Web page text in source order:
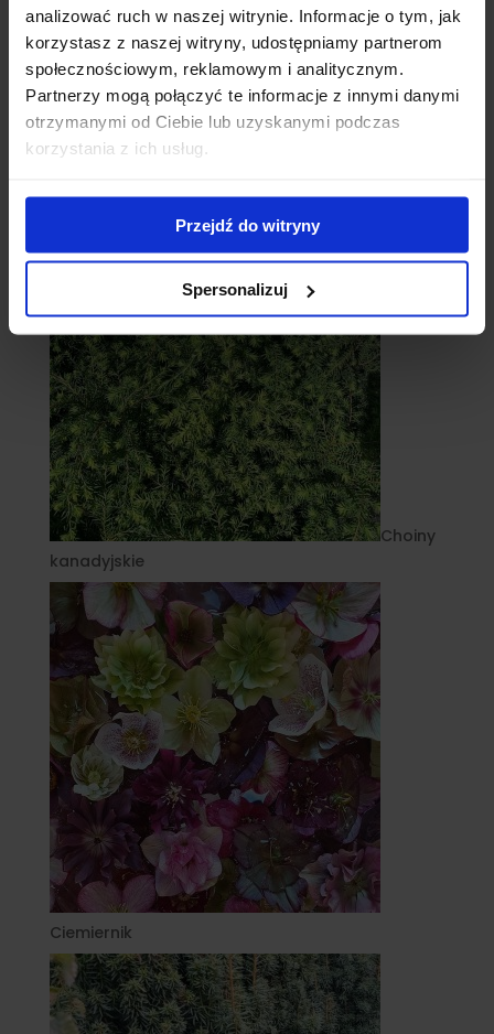
analizować ruch w naszej witrynie. Informacje o tym, jak
korzystasz z naszej witryny, udostępniamy partnerom
społecznościowym, reklamowym i analitycznym.
Partnerzy mogą połączyć te informacje z innymi danymi
otrzymanymi od Ciebie lub uzyskanymi podczas
korzystania z ich usług.
Przejdź do witryny
Spersonalizuj
Choiny
kanadyjskie
Ciemiernik